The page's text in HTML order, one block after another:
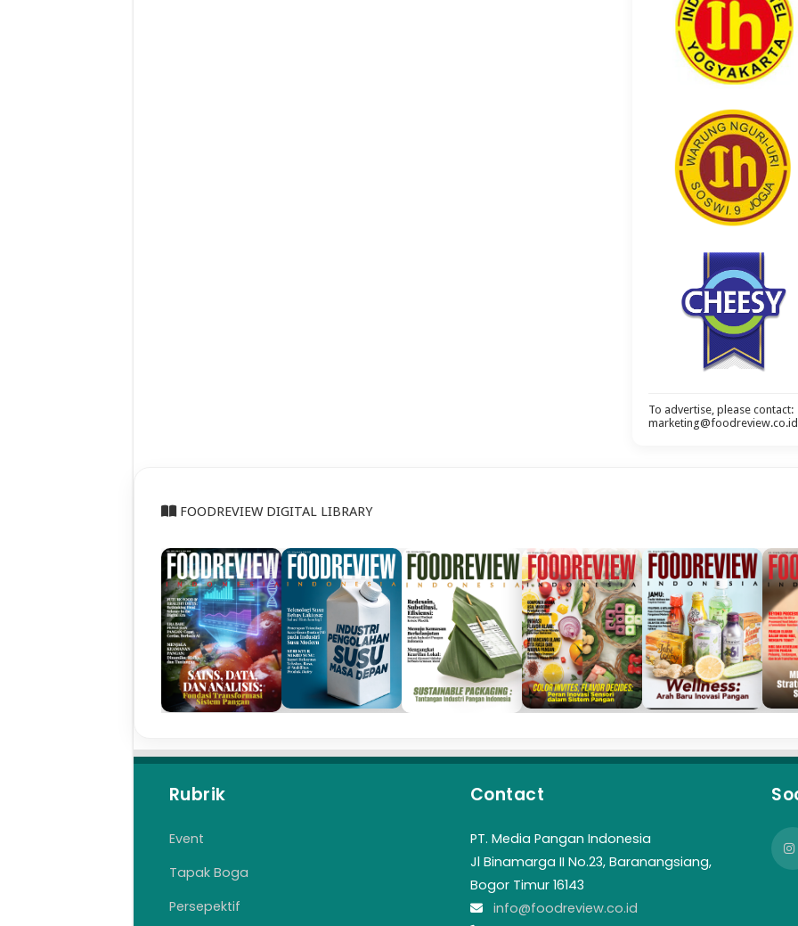
To advertise, please contact:
marketing@foodreview.co.id
FOODREVIEW DIGITAL LIBRARY
Rubrik
Event
Tapak Boga
Persepektif
Contact
PT. Media Pangan Indonesia
Jl Binamarga II No.23, Baranangsiang,
Bogor Timur 16143
info@foodreview.co.id